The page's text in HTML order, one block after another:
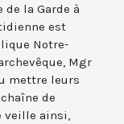
la Garde à
est
Notre-
Mgr
mettre leurs
de
veille ainsi,